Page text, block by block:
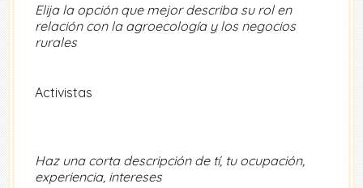
Elija la opción que mejor describa su rol en
relación con la agroecología y los negocios
rurales
Activistas
Haz una corta descripción de tí, tu ocupación,
experiencia, intereses